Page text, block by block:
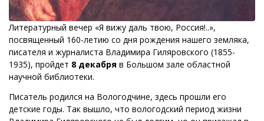
Литературный вечер «Я вижу даль твою, Россия!..»,
посвященный 160-летию со дня рождения нашего земляка,
писателя и журналиста Владимира Гиляровского (1855-
1935), пройдет 8 декабря в Большом зале областной
научной библиотеки.
Писатель родился на Вологодчине, здесь прошли его
детские годы. Так вышло, что вологодский период жизни